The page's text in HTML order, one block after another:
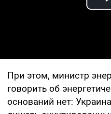
При этом, министр
говорить об
оснований нет: